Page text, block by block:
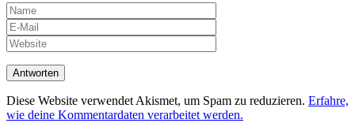
Diese Website verwendet Akismet, um Spam zu reduzieren. Erfahre,
wie deine Kommentardaten verarbeitet werden.